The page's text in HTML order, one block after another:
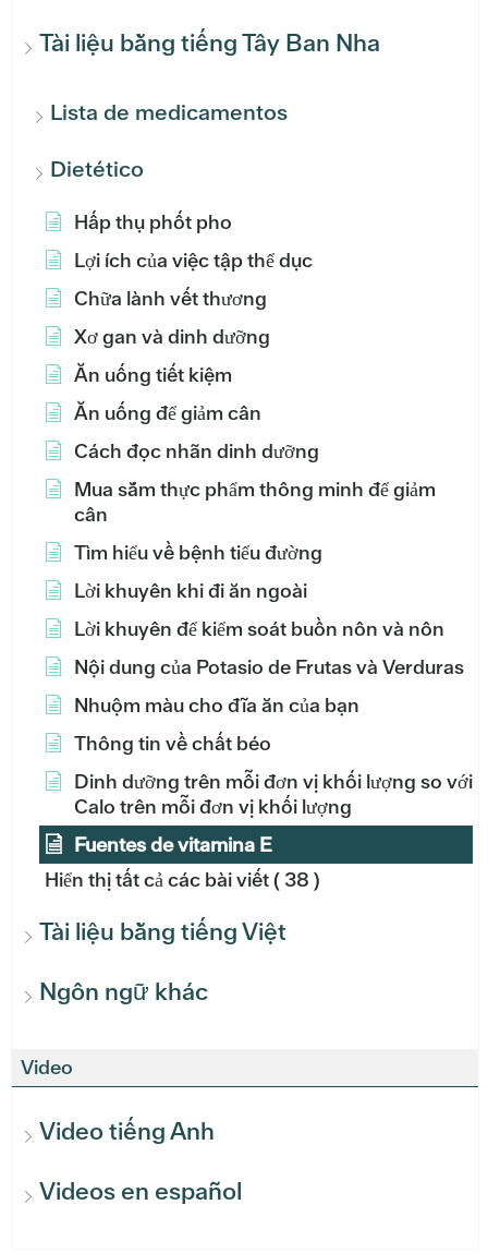
Tài liệu bằng tiếng Tây Ban Nha
Lista de medicamentos
Dietético
Hấp thụ phốt pho
Lợi ích của việc tập thể dục
Chữa lành vết thương
Xơ gan và dinh dưỡng
Ăn uống tiết kiệm
Ăn uống để giảm cân
Cách đọc nhãn dinh dưỡng
Mua sắm thực phẩm thông minh để giảm
cân
Tìm hiểu về bệnh tiểu đường
Lời khuyên khi đi ăn ngoài
Lời khuyên để kiểm soát buồn nôn và nôn
Nội dung của Potasio de Frutas và Verduras
Nhuộm màu cho đĩa ăn của bạn
Thông tin về chất béo
Dinh dưỡng trên mỗi đơn vị khối lượng so với
Calo trên mỗi đơn vị khối lượng
Fuentes de vitamina E
Hiển thị tất cả các bài viết( 38 )
Tài liệu bằng tiếng Việt
Ngôn ngữ khác
Video
Video tiếng Anh
Videos en español